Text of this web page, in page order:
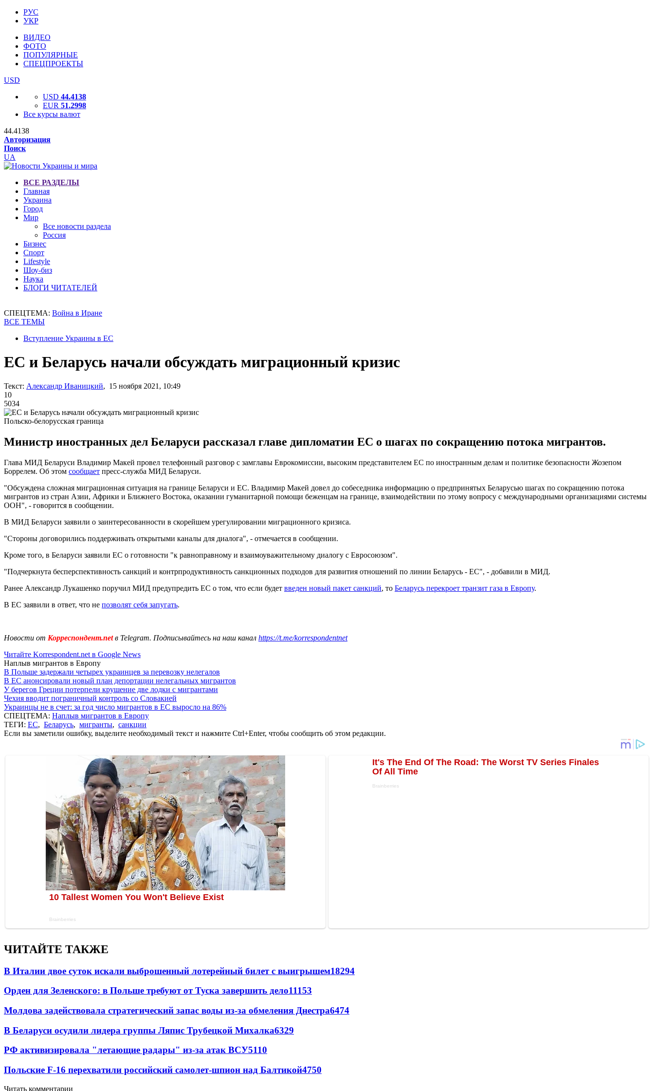
РУС
УКР
ВИДЕО
ФОТО
ПОПУЛЯРНЫЕ
СПЕЦПРОЕКТЫ
USD
USD 44.4138
EUR 51.2998
Все курсы валют
44.4138
Авторизация
Поиск
UA
ВСЕ РАЗДЕЛЫ
Главная
Украина
Город
Мир
Все новости раздела
Россия
Бизнес
Спорт
Lifestyle
Шоу-биз
Наука
БЛОГИ ЧИТАТЕЛЕЙ
СПЕЦТЕМА: Война в Иране
ВСЕ ТЕМЫ
Вступление Украины в ЕС
ЕС и Беларусь начали обсуждать миграционный кризис
Текст: Александр Иваницкий, 15 ноября 2021, 10:49
10
5034
Польско-белорусская граница
Министр иностранных дел Беларуси рассказал главе дипломатии ЕС о шагах по сокращению потока мигрантов.
Глава МИД Беларуси Владимир Макей провел телефонный разговор с замглавы Еврокомиссии, высоким представителем ЕС по иностранным делам и политике безопасности Жозепом
Боррелем. Об этом сообщает пресс-служба МИД Беларуси.
"Обсуждена сложная миграционная ситуация на границе Беларуси и ЕС. Владимир Макей довел до собеседника информацию о предпринятых Беларусью шагах по сокращению потока
мигрантов из стран Азии, Африки и Ближнего Востока, оказании гуманитарной помощи беженцам на границе, взаимодействии по этому вопросу с международными организациями системы
ООН", - говорится в сообщении.
В МИД Беларуси заявили о заинтересованности в скорейшем урегулировании миграционного кризиса.
"Стороны договорились поддерживать открытыми каналы для диалога", - отмечается в сообщении.
Кроме того, в Беларуси заявили ЕС о готовности "к равноправному и взаимоуважительному диалогу с Евросоюзом".
"Подчеркнута бесперспективность санкций и контрпродуктивность санкционных подходов для развития отношений по линии Беларусь - ЕС", - добавили в МИД.
Ранее Александр Лукашенко поручил МИД предупредить ЕС о том, что если будет введен новый пакет санкций, то Беларусь перекроет транзит газа в Европу.
В ЕС заявили в ответ, что не позволят себя запугать.
Новости от Корреспондент.netв Telegram. Подписывайтесь на наш канал https://t.me/korrespondentnet
Читайте Korrespondent.net в Google News
Наплыв мигрантов в Европу
В Польше задержали четырех украинцев за перевозку нелегалов
В ЕС анонсировали новый план депортации нелегальных мигрантов
У берегов Греции потерпели крушение две лодки с мигрантами
Чехия вводит пограничный контроль со Словакией
Украинцы не в счет: за год число мигрантов в ЕС выросло на 86%
СПЕЦТЕМА: Наплыв мигрантов в Европу
ТЕГИ: ЕС, Беларусь, мигранты, санкции
Если вы заметили ошибку, выделите необходимый текст и нажмите Ctrl+Enter, чтобы сообщить об этом редакции.
ЧИТАЙТЕ ТАКЖЕ
В Италии двое суток искали выброшенный лотерейный билет с выигрышем18294
Орден для Зеленского: в Польше требуют от Туска завершить дело11153
Молдова задействовала стратегический запас воды из-за обмеления Днестра6474
В Беларуси осудили лидера группы Ляпис Трубецкой Михалка6329
РФ активизировала "летающие радары" из-за атак ВСУ5110
Польские F-16 перехватили российский самолет-шпион над Балтикой4750
Читать комментарии